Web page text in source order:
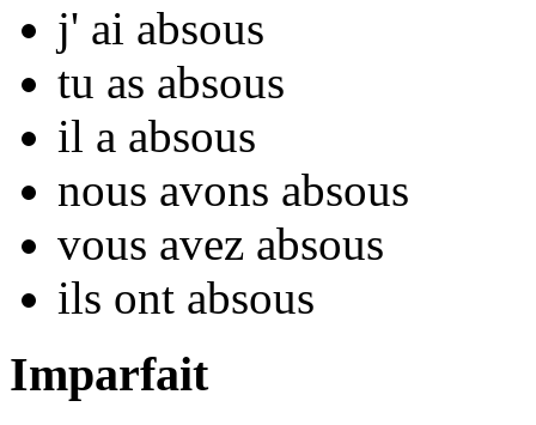
j' ai absous
tu as absous
il a absous
nous avons absous
vous avez absous
ils ont absous
Imparfait